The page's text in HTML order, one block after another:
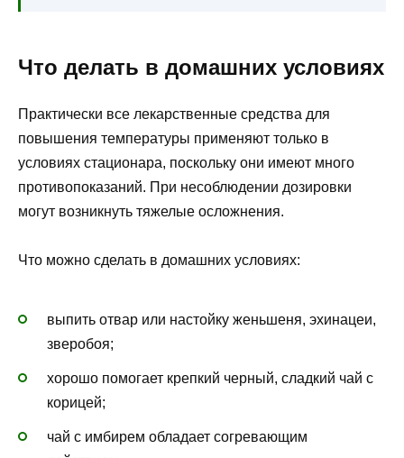
Что делать в домашних условиях
Практически все лекарственные средства для
повышения температуры применяют только в
условиях стационара, поскольку они имеют много
противопоказаний. При несоблюдении дозировки
могут возникнуть тяжелые осложнения.
Что можно сделать в домашних условиях:
выпить отвар или настойку женьшеня, эхинацеи,
зверобоя;
хорошо помогает крепкий черный, сладкий чай с
корицей;
чай с имбирем обладает согревающим